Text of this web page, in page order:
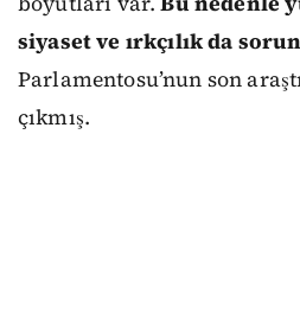
siyaset ve ırkçılık da
Parlamentosu’nun son
çıkmış.